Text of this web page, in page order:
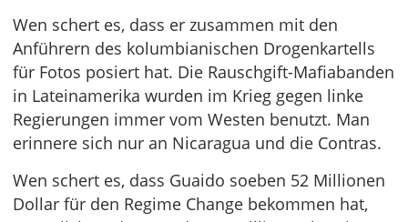
Wen schert es, dass er zusammen mit den
Anführern des kolumbianischen Drogenkartells
für Fotos posiert hat. Die Rauschgift-Mafiabanden
in Lateinamerika wurden im Krieg gegen linke
Regierungen immer vom Westen benutzt. Man
erinnere sich nur an Nicaragua und die Contras.
Wen schert es, dass Guaido soeben 52 Millionen
Dollar für den Regime Change bekommen hat,